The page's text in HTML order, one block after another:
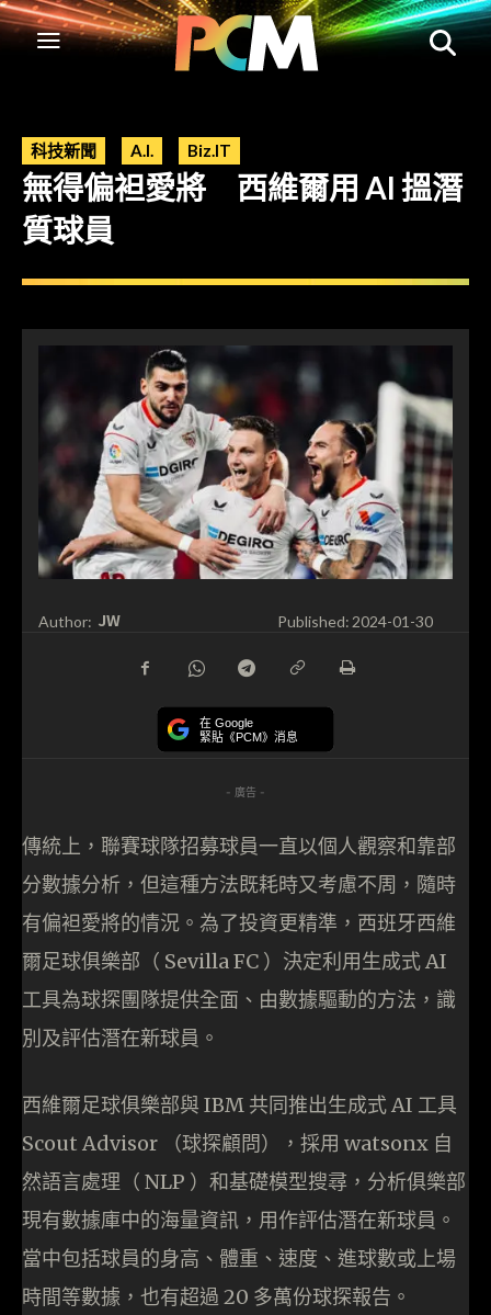
科技新聞 A.I. Biz.IT
無得偏袒愛將 西維爾用 AI 搵潛
質球員
Author: JW Published: 2024-01-30
在 Google
緊貼《PCM》消息
- 廣告 -
傳統上，聯賽球隊招募球員一直以個人觀察和靠部
分數據分析，但這種方法既耗時又考慮不周，隨時
有偏袒愛將的情況。為了投資更精準，西班牙西維
爾足球俱樂部（ Sevilla FC ）決定利用生成式 AI
工具為球探團隊提供全面、由數據驅動的方法，識
別及評估潛在新球員。
西維爾足球俱樂部與 IBM 共同推出生成式 AI 工具
Scout Advisor （球探顧問），採用 watsonx 自
然語言處理（ NLP ）和基礎模型搜尋，分析俱樂部
現有數據庫中的海量資訊，用作評估潛在新球員。
當中包括球員的身高、體重、速度、進球數或上場
時間等數據，也有超過 20 多萬份球探報告。